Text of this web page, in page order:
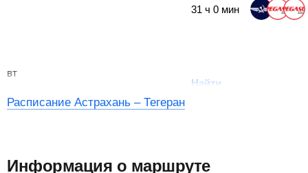
31 ч 0 мин
вт
Найти
Расписание Астрахань – Тегеран
Информация о маршруте